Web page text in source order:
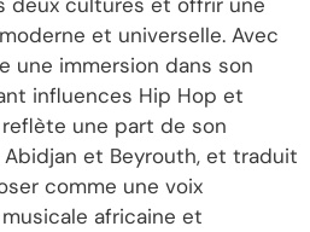
et universelle. Avec
une immersion dans son
influences Hip Hop et
une part de son
et Beyrouth, et traduit
comme une voix
africaine et